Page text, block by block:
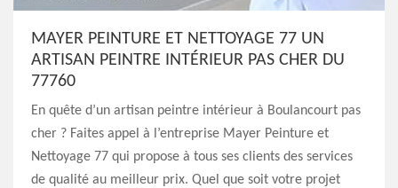
MAYER PEINTURE ET NETTOYAGE 77 UN
ARTISAN PEINTRE INTÉRIEUR PAS CHER DU
77760
En quête d’un artisan peintre intérieur à Boulancourt pas
cher ? Faites appel à l’entreprise Mayer Peinture et
Nettoyage 77 qui propose à tous ses clients des services
de qualité au meilleur prix. Quel que soit votre projet